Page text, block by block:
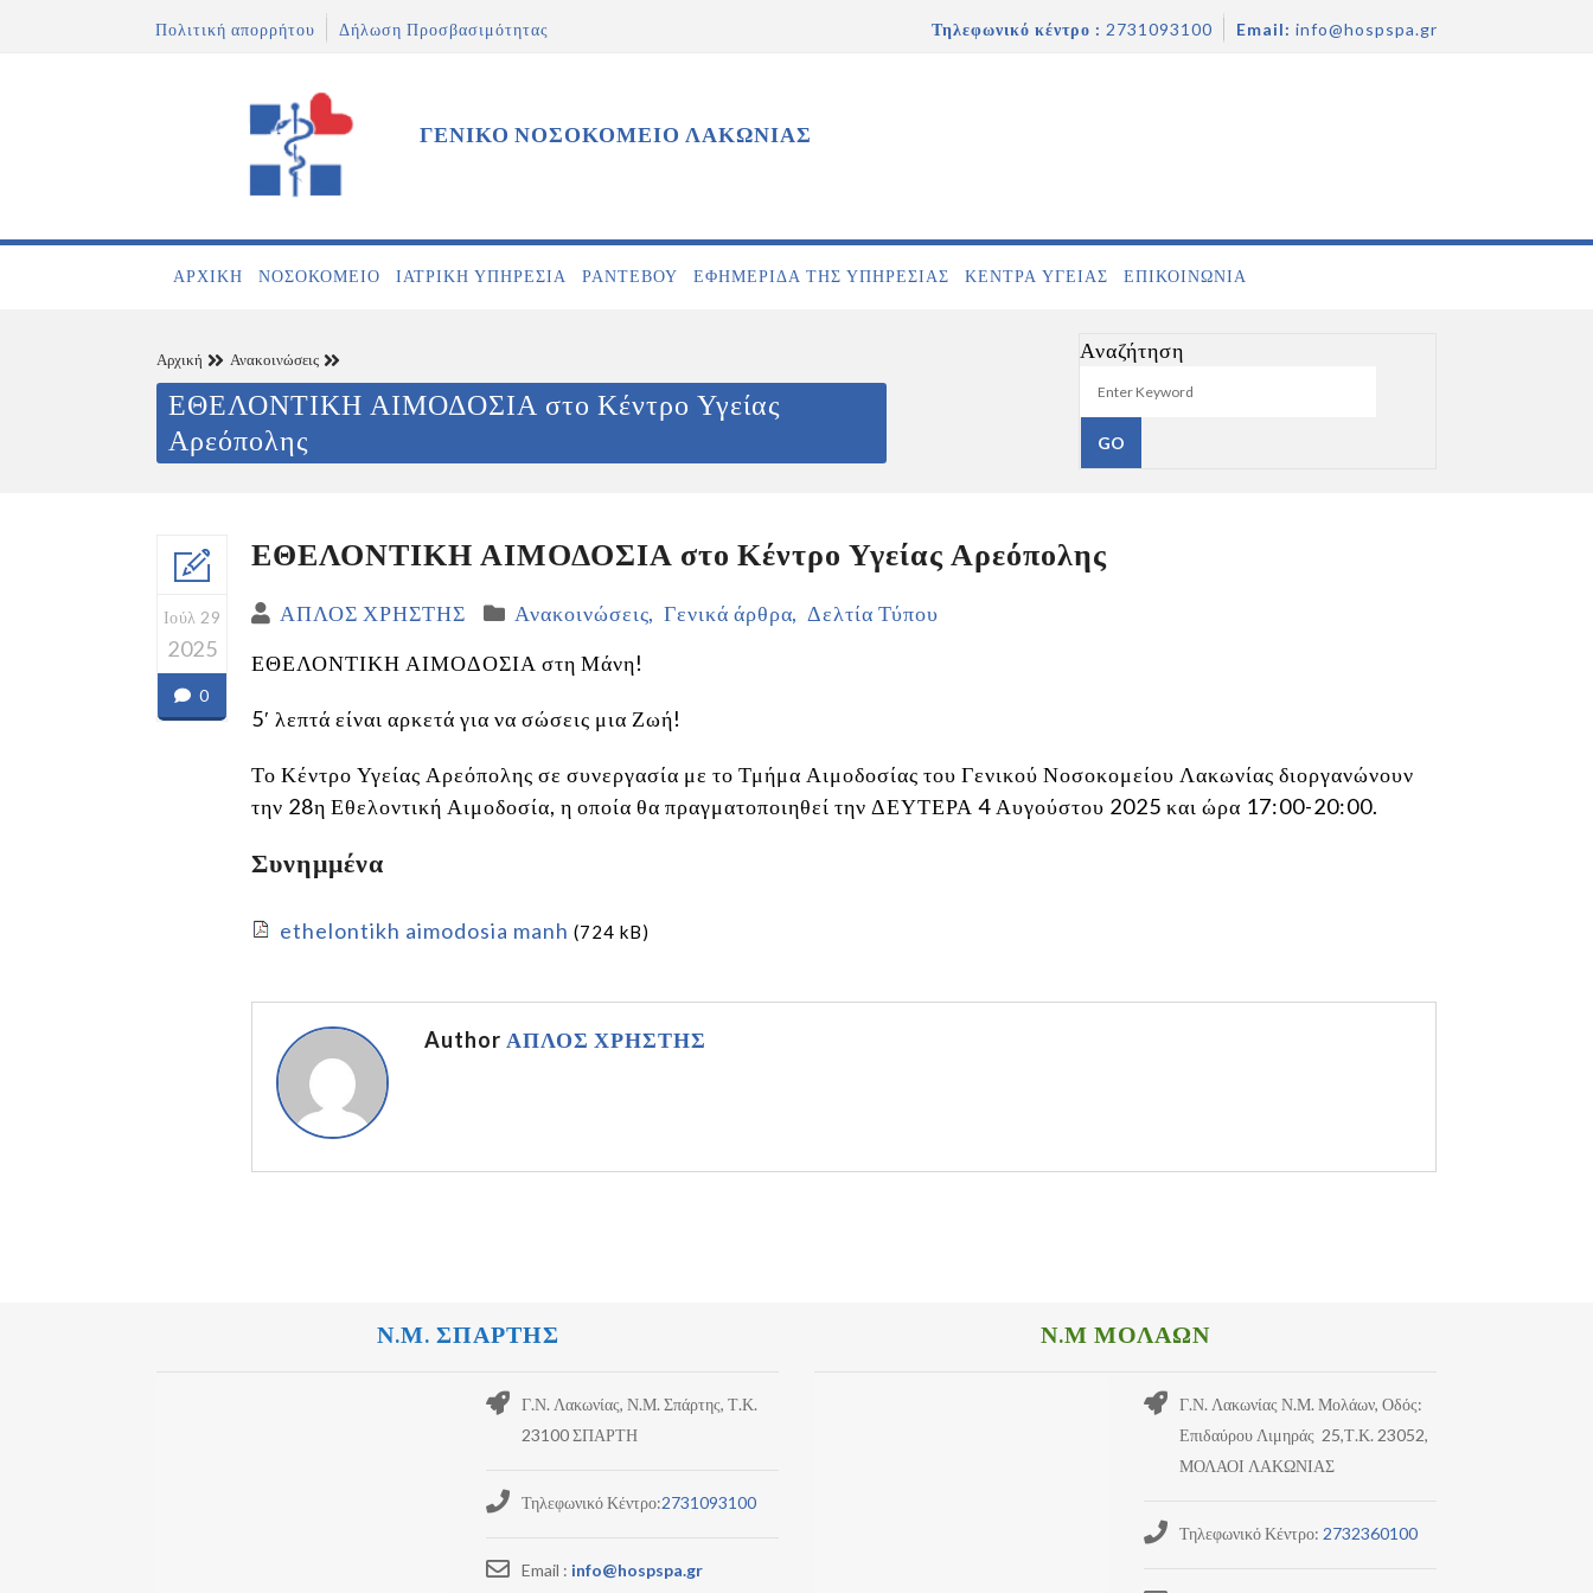
Πολιτική απορρήτου Δήλωση Προσβασιμότητας Τηλεφωνικό κέντρο : 2731093100 Email: info@hospspa.gr
ΓΕΝΙΚΟ ΝΟΣΟΚΟΜΕΙΟ ΛΑΚΩΝΙΑΣ
ΑΡΧΙΚΉ ΝΟΣΟΚΟΜΕΊΟ ΙΑΤΡΙΚΉ ΥΠΗΡΕΣΊΑ ΡΑΝΤΕΒΟΎ ΕΦΗΜΕΡΊΔΑ ΤΗΣ ΥΠΗΡΕΣΊΑΣ ΚΕΝΤΡΑ ΥΓΕΙΑΣ ΕΠΙΚΟΙΝΩΝΊΑ
Αρχική Ανακοινώσεις
ΕΘΕΛΟΝΤΙΚΗ ΑΙΜΟΔΟΣΙΑ στο Κέντρο Υγείας
Αρεόπολης
Αναζήτηση
Ιούλ 29
2025
0
ΕΘΕΛΟΝΤΙΚΗ ΑΙΜΟΔΟΣΙΑ στο Κέντρο Υγείας Αρεόπολης
ΑΠΛΟΣ ΧΡΗΣΤΗΣ Ανακοινώσεις Γενικά άρθρα
Δελτία Τύπου
ΕΘΕΛΟΝΤΙΚΗ ΑΙΜΟΔΟΣΙΑ στη Μάνη!
5′ λεπτά είναι αρκετά για να σώσεις μια Ζωή!
Το Κέντρο Υγείας Αρεόπολης σε συνεργασία με το Τμήμα Αιμοδοσίας του Γενικού Νοσοκομείου Λακωνίας διοργανώνουν
την 28η Εθελοντική Αιμοδοσία, η οποία θα πραγματοποιηθεί την ΔΕΥΤΕΡΑ 4 Αυγούστου 2025 και ώρα 17:00-20:00.
Συνημμένα
ethelontikh aimodosia manh (724 kB)
Author ΑΠΛΟΣ ΧΡΗΣΤΗΣ
Ν.Μ. ΣΠΑΡΤΗΣ Ν.Μ ΜΟΛΑΩΝ
Γ.Ν. Λακωνίας, Ν.Μ. Σπάρτης, Τ.Κ.
23100 ΣΠΑΡΤΗ
Τηλεφωνικό Κέντρο:2731093100
Email : info@hospspa.gr
Γ.Ν. Λακωνίας Ν.Μ. Μολάων, Οδός:
Επιδαύρου Λιμηράς 25,Τ.Κ. 23052,
ΜΟΛΑΟΙ ΛΑΚΩΝΙΑΣ
Τηλεφωνικό Κέντρο: 2732360100